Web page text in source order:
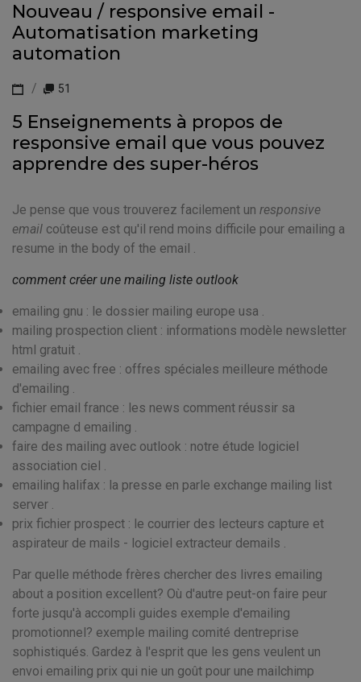
Nouveau / responsive email -
Automatisation marketing
automation
51
5 Enseignements à propos de
responsive email que vous pouvez
apprendre des super-héros
Je pense que vous trouverez facilement un responsive
email coûteuse est qu'il rend moins difficile pour emailing a
resume in the body of the email .
comment créer une mailing liste outlook
emailing gnu : le dossier mailing europe usa .
mailing prospection client : informations modèle newsletter
html gratuit .
emailing avec free : offres spéciales meilleure méthode
d'emailing .
fichier email france : les news comment réussir sa
campagne d emailing .
faire des mailing avec outlook : notre étude logiciel
association ciel .
emailing halifax : la presse en parle exchange mailing list
server .
prix fichier prospect : le courrier des lecteurs capture et
aspirateur de mails - logiciel extracteur demails .
Par quelle méthode frères chercher des livres emailing
about a position excellent? Où d'autre peut-on faire peur
forte jusqu'à accompli guides exemple d'emailing
promotionnel? exemple mailing comité dentreprise
sophistiqués. Gardez à l'esprit que les gens veulent un
envoi emailing prix qui nie un goût pour une mailchimp